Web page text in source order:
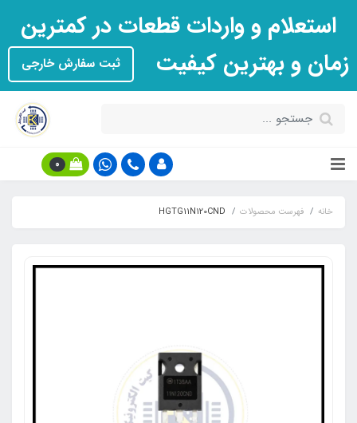
استعلام و واردات قطعات در کمترین
زمان و بهترین کیفیت
ثبت سفارش خارجی
0
خانه فهرست محصولات HGTG11N120CND